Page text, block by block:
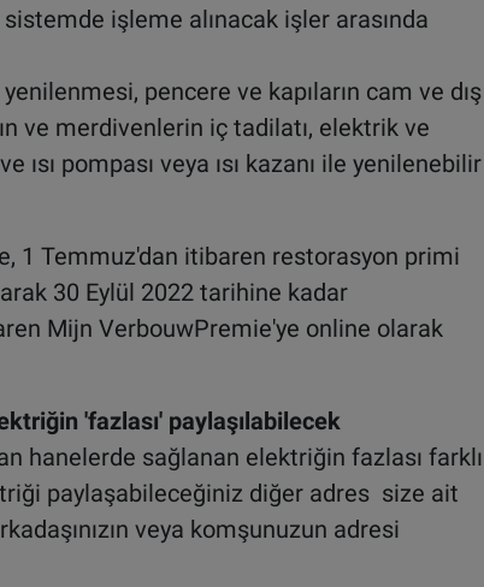
işleme alınacak işler arasında
yenilenmesi, pencere ve kapıların cam ve dış
ve merdivenlerin iç tadilatı, elektrik ve
ısı pompası veya ısı kazanı ile yenilenebilir
1 Temmuz'dan itibaren restorasyon primi
30 Eylül 2022 tarihine kadar
Mijn VerbouwPremie'ye online olarak
'fazlası' paylaşılabilecek
hanelerde sağlanan elektriğin fazlası farklı
paylaşabileceğiniz diğer adres size ait
veya komşunuzun adresi